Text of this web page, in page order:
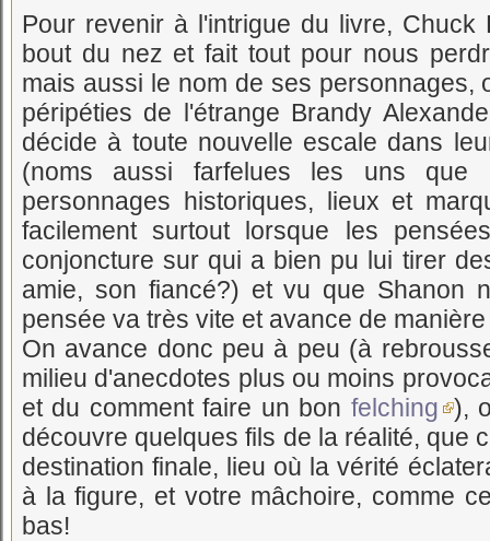
Pour revenir à l'intrigue du livre, Chuck
bout du nez et fait tout pour nous
mais aussi le nom de ses personnages,
péripéties de l'étrange Brandy
décide à toute nouvelle escale dans
(noms aussi farfelues les uns que
personnages historiques, lieux et
facilement surtout lorsque les
conjoncture sur qui a bien pu lui tirer
amie, son fiancé?) et vu que Shanon
pensée va très vite et avance de
On avance donc peu à peu (à
milieu d'anecdotes plus ou moins
et du comment faire un bon felching ),
découvre quelques fils de la réalité, que
destination finale, lieu où la vérité
à la figure, et votre mâchoire, comme
bas!